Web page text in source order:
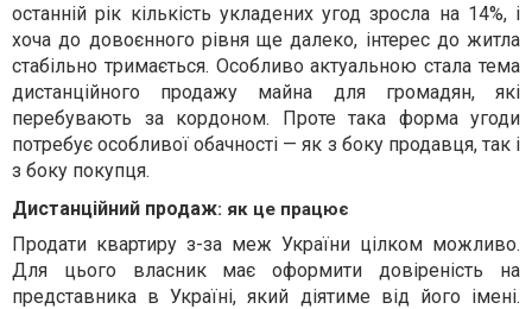
останній рік кількість укладених угод зросла на 14%, і
хоча до довоєнного рівня ще далеко, інтерес до житла
стабільно тримається. Особливо актуальною стала тема
дистанційного продажу майна для громадян, які
перебувають за кордоном. Проте така форма угоди
потребує особливої обачності — як з боку продавця, так і
з боку покупця.
Дистанційний продаж: як це працює
Продати квартиру з-за меж України цілком можливо.
Для цього власник має оформити довіреність на
представника в Україні, який діятиме від його імені.